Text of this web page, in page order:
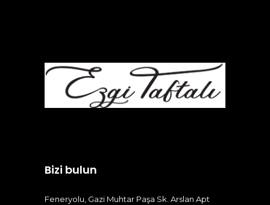
Bizi bulun
Feneryolu, Gazi Muhtar Paşa Sk. Arslan Apt